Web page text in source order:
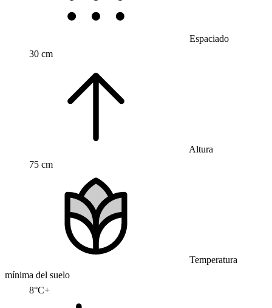
Espaciado
30 cm
Altura
75 cm
Temperatura
mínima del suelo
8°C+